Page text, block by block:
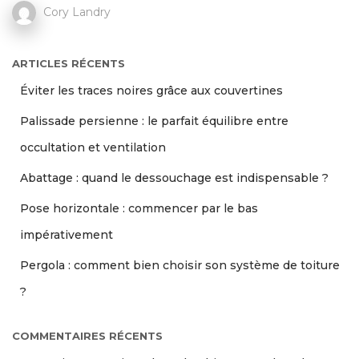
Cory Landry
ARTICLES RÉCENTS
Éviter les traces noires grâce aux couvertines
Palissade persienne : le parfait équilibre entre
occultation et ventilation
Abattage : quand le dessouchage est indispensable ?
Pose horizontale : commencer par le bas
impérativement
Pergola : comment bien choisir son système de toiture
?
COMMENTAIRES RÉCENTS